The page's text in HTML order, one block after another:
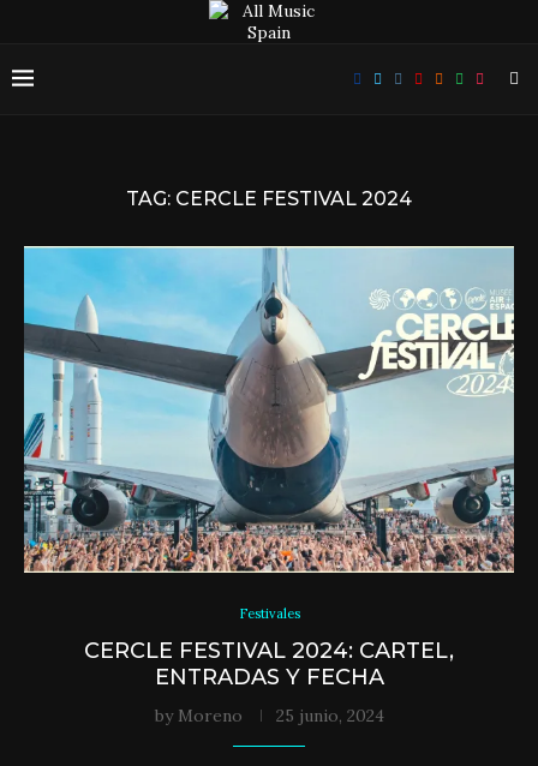
TAG: CERCLE FESTIVAL 2024
Festivales
CERCLE FESTIVAL 2024: CARTEL,
ENTRADAS Y FECHA
by Moreno 25 junio, 2024